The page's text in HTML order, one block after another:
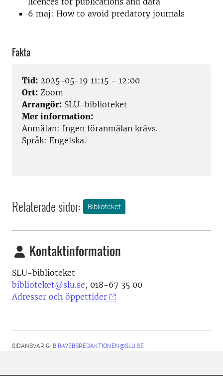
6 maj: How to avoid predatory journals
Fakta
Tid: 2025-05-19 11:15 - 12:00
Ort: Zoom
Arrangör: SLU-biblioteket
Mer information:
Anmälan: Ingen föranmälan krävs.
Språk: Engelska.
Relaterade sidor: Biblioteket
Kontaktinformation
SLU-biblioteket
biblioteket@slu.se, 018-67 35 00
Adresser och öppettider
SIDANSVARIG: BIB-WEBBREDAKTIONEN@SLU.SE